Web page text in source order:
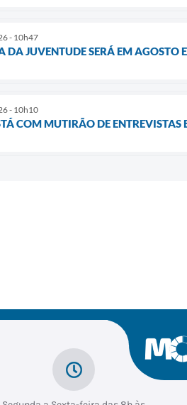
- 10h47
DA JUVENTUDE SERÁ EM AGOSTO
- 10h10
COM MUTIRÃO DE